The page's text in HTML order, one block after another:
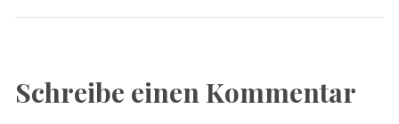
Schreibe einen Kommentar